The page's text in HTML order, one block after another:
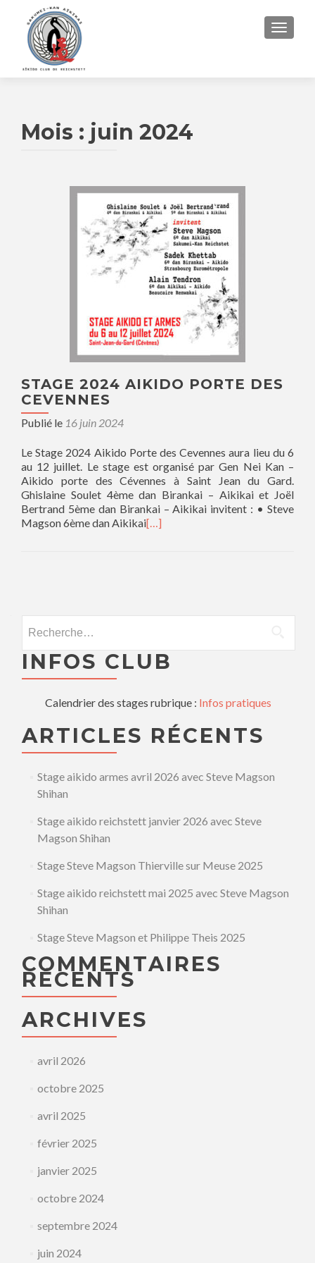
Mois : juin 2024
STAGE 2024 AIKIDO PORTE DES
CEVENNES
Publié le 16 juin 2024
Le Stage 2024 Aikido Porte des Cevennes aura lieu du 6
au 12 juillet. Le stage est organisé par Gen Nei Kan –
Aikido porte des Cévennes à Saint Jean du Gard.
Ghislaine Soulet 4ème dan Birankai – Aikikai et Joël
Bertrand 5ème dan Birankai – Aikikai invitent : • Steve
Magson 6ème dan Aikikai[…]
INFOS CLUB
Calendrier des stages rubrique : Infos pratiques
ARTICLES RÉCENTS
Stage aikido armes avril 2026 avec Steve Magson
Shihan
Stage aikido reichstett janvier 2026 avec Steve
Magson Shihan
Stage Steve Magson Thierville sur Meuse 2025
Stage aikido reichstett mai 2025 avec Steve Magson
Shihan
Stage Steve Magson et Philippe Theis 2025
COMMENTAIRES
RÉCENTS
ARCHIVES
avril 2026
octobre 2025
avril 2025
février 2025
janvier 2025
octobre 2024
septembre 2024
juin 2024